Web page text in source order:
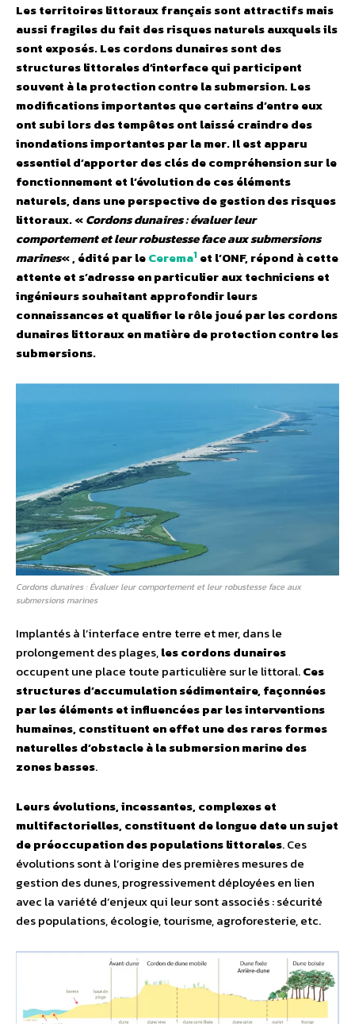
Les territoires littoraux français sont attractifs mais
aussi fragiles du fait des risques naturels auxquels ils
sont exposés. Les cordons dunaires sont des
structures littorales d’interface qui participent
souvent à la protection contre la submersion. Les
modifications importantes que certains d’entre eux
ont subi lors des tempêtes ont laissé craindre des
inondations importantes par la mer. Il est apparu
essentiel d’apporter des clés de compréhension sur le
fonctionnement et l’évolution de ces éléments
naturels, dans une perspective de gestion des risques
littoraux. «Cordons dunaires : évaluer leur
comportement et leur robustesse face aux submersions
marines« , édité par leCerema1 et l’ONF, répond à cette
attente et s’adresse en particulier aux techniciens et
ingénieurs souhaitant approfondir leurs
connaissances et qualifier le rôle joué par les cordons
dunaires littoraux en matière de protection contre les
submersions.
Cordons dunaires : Évaluer leur comportement et leur robustesse face aux
submersions marines
Implantés à l’interface entre terre et mer, dans le
prolongement des plages,les cordons dunaires
occupent une place toute particulière sur le littoral.Ces
structures d’accumulation sédimentaire, façonnées
par les éléments et influencées par les interventions
humaines, constituent en effet une des rares formes
naturelles d’obstacle à la submersion marine des
zones basses.
Leurs évolutions, incessantes, complexes et
multifactorielles, constituent de longue date un sujet
de préoccupation des populations littorales. Ces
évolutions sont à l’origine des premières mesures de
gestion des dunes, progressivement déployées en lien
avec la variété d’enjeux qui leur sont associés : sécurité
des populations, écologie, tourisme, agroforesterie, etc.